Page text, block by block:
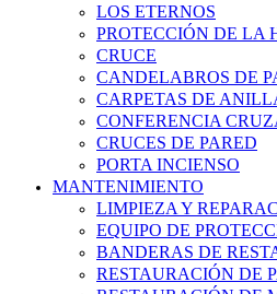
LOS ETERNOS
PROTECCIÓN DE LA
CRUCE
CANDELABROS DE
CARPETAS DE
CONFERENCIA
CRUCES DE PARED
PORTA INCIENSO
MANTENIMIENTO
LIMPIEZA Y
EQUIPO DE
BANDERAS DE
RESTAURACIÓN DE